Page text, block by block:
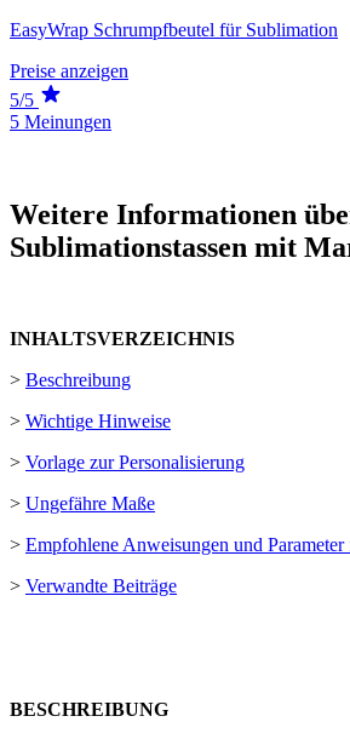
EasyWrap Schrumpfbeutel für Sublimation
Preise anzeigen
5/5
5 Meinungen
Weitere Informationen
Sublimationstassen mit
INHALTSVERZEICHNIS
> Beschreibung
> Wichtige Hinweise
> Vorlage zur Personalisierung
> Ungefähre Maße
> Empfohlene Anweisungen und
> Verwandte Beiträge
BESCHREIBUNG